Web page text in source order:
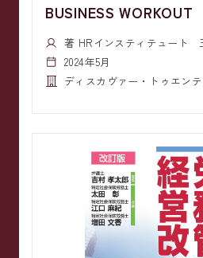
BUSINESS WORKOUT
著 HRインスティテュート
2024年5月
ディスカヴァー・トゥエン